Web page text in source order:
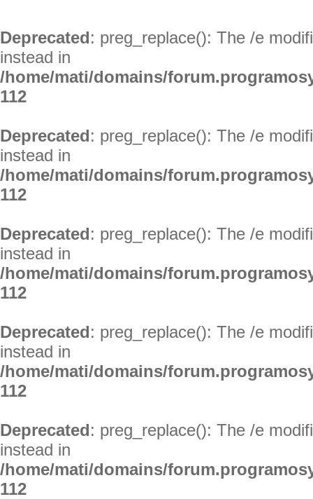
Deprecated: preg_replace(): The /e
instead in
/home/mati/domains/
112
Deprecated: preg_replace(): The /e
instead in
/home/mati/domains/
112
Deprecated: preg_replace(): The /e
instead in
/home/mati/domains/
112
Deprecated: preg_replace(): The /e
instead in
/home/mati/domains/
112
Deprecated: preg_replace(): The /e
instead in
/home/mati/domains/
112